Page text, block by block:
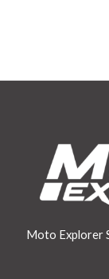
Moto Explorer